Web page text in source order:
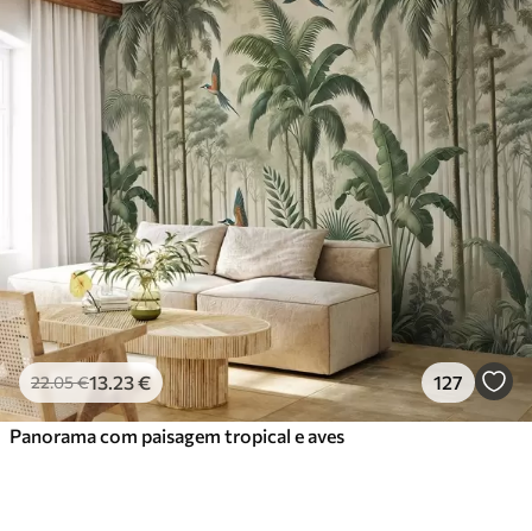
22.05€13 .23€ 127
Panorama com paisagem tropical e aves